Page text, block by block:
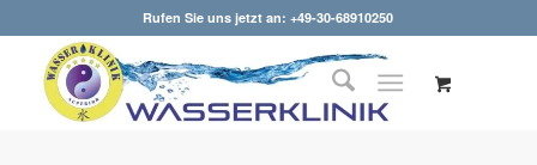
Rufen Sie uns jetzt an: +49-30-68910250